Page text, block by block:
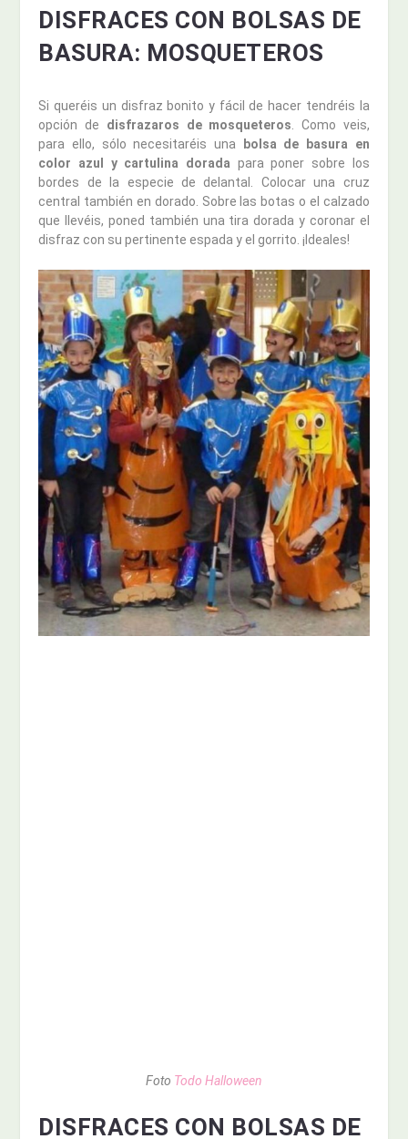
DISFRACES CON BOLSAS DE
BASURA: MOSQUETEROS
Si queréis un disfraz bonito y fácil de hacer tendréis la
opción de disfrazaros de mosqueteros . Como veis,
para ello, sólo necesitaréis una
bolsa de basura en
color azul y cartulina dorada para poner sobre los
bordes de la especie de delantal. Colocar una cruz
central también en dorado. Sobre las botas o el calzado
que llevéis, poned también una tira dorada y coronar el
disfraz con su pertinente espada y el gorrito. ¡Ideales!
Foto Todo Halloween
DISFRACES CON BOLSAS DE